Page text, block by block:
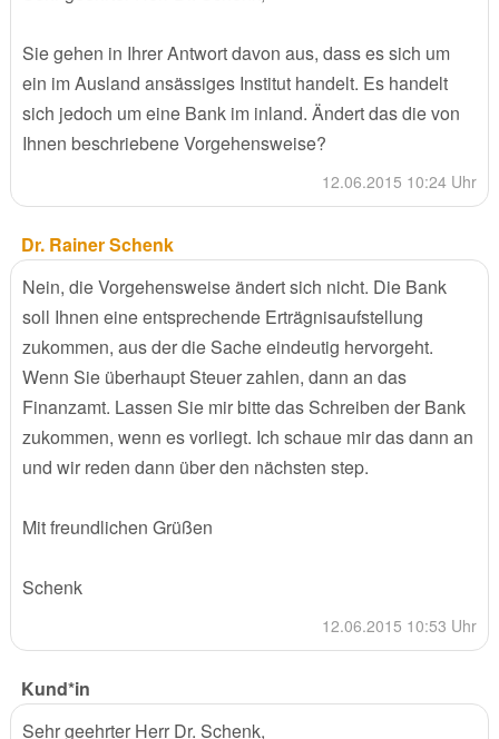
Sie gehen in Ihrer Antwort davon aus, dass es sich um
ein im Ausland ansässiges Institut handelt. Es handelt
sich jedoch um eine Bank im inland. Ändert das die von
Ihnen beschriebene Vorgehensweise?
12.06.2015 10:24 Uhr
Dr. Rainer Schenk
Nein, die Vorgehensweise ändert sich nicht. Die Bank
soll Ihnen eine entsprechende Erträgnisaufstellung
zukommen, aus der die Sache eindeutig hervorgeht.
Wenn Sie überhaupt Steuer zahlen, dann an das
Finanzamt. Lassen Sie mir bitte das Schreiben der Bank
zukommen, wenn es vorliegt. Ich schaue mir das dann an
und wir reden dann über den nächsten step.
Mit freundlichen Grüßen
Schenk
12.06.2015 10:53 Uhr
Kund*in
Sehr geehrter Herr Dr. Schenk,